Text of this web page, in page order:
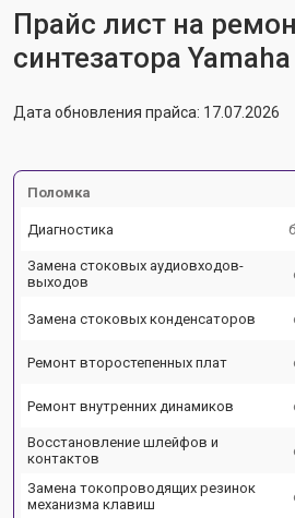
Прайс лист на
синтезатора
Дата обновления прайса: 17.07.2026
Поломка
Диагностика
Замена стоковых аудиовходов-
выходов
Замена стоковых конденсаторов
Ремонт второстепенных плат
Ремонт внутренних динамиков
Восстановление шлейфов и
контактов
Замена токопроводящих резинок
механизма клавиш